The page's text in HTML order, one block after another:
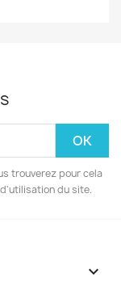
trouverez pour cela
du site.
